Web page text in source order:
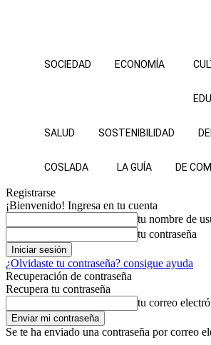
SOCIEDAD ECONOMÍA
SALUD SOSTENIBILIDAD
COSLADA LA GUÍA DE
Registrarse
¡Bienvenido! Ingresa en tu cuenta
tu nombre de
tu contraseña
¿Olvidaste tu contraseña? consigue ayuda
Recuperación de contraseña
Recupera tu contraseña
tu correo
Se te ha enviado una contraseña por correo